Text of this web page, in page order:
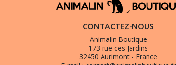
CONTACTEZ-NOUS
Animalin Boutique
173 rue des Jardins
32450 Aurimont - France